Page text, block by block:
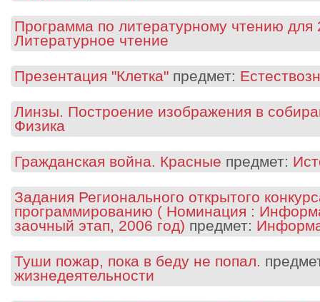
Программа по литературному чтению для
Литературное чтение
Презентация "Клетка" предмет:
Линзы. Построение изображения в
Физика
Гражданская война. Красные предмет:
Задания Регионального открытого
программированию ( Номинация :
заочный этап, 2006 год) предмет:
Туши пожар, пока в беду не попал.
жизнедеятельности